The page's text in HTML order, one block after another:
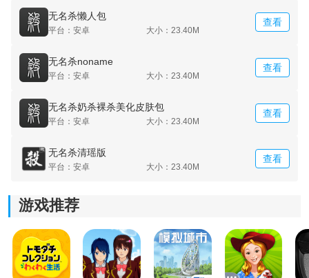
在一起，提升自身的实力。
《无名杀最新版》游戏测评：
给玩家呈现出了非常丰富的玩法，不管是副本竞技还是
任务，都可以让你不断的挑战自己的极限，所有的游戏
画面都是无比精美的，最大程度的还原了游戏的场景，
无名杀懒人包
平台：安卓 大小：23.40M
查看
无名杀noname
平台：安卓 大小：23.40M
查看
无名杀奶杀裸杀美化皮肤包
平台：安卓 大小：23.40M
查看
无名杀清瑶版
平台：安卓 大小：23.40M
查看
游戏推荐